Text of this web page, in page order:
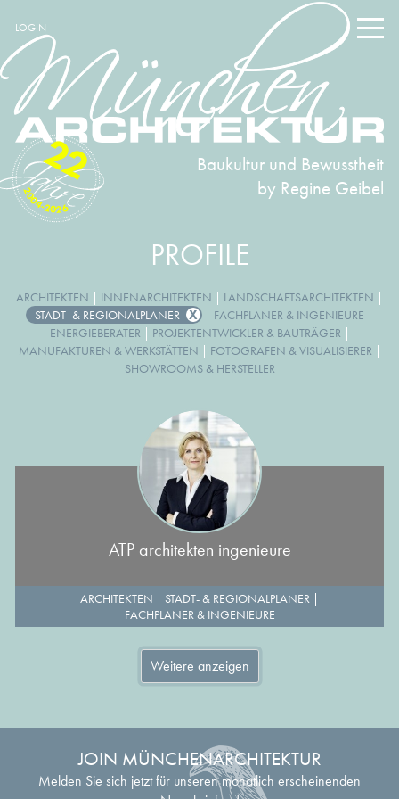
LOGIN
Baukultur und Bewusstheit
by Regine Geibel
2004-2026
22
PROFILE
ARCHITEKTEN | INNENARCHITEKTEN | LANDSCHAFTSARCHITEKTEN |
STADT- & REGIONALPLANER
| FACHPLANER & INGENIEURE |
ENERGIEBERATER | PROJEKTENTWICKLER & BAUTRÄGER |
MANUFAKTUREN & WERKSTÄTTEN | FOTOGRAFEN & VISUALISIERER |
SHOWROOMS & HERSTELLER
ATP architekten ingenieure
ARCHITEKTEN | STADT- & REGIONALPLANER |
FACHPLANER & INGENIEURE
Weitere anzeigen
JOIN MÜNCHENARCHITEKTUR
Melden Sie sich jetzt für unseren monatlich erscheinenden